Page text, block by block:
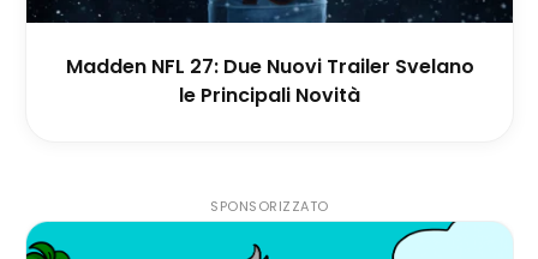
Madden NFL 27: Due Nuovi Trailer Svelano
le Principali Novità
SPONSORIZZATO